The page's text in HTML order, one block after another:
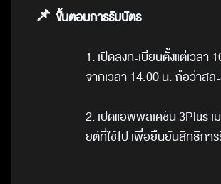
📌 ขั้นตอนการรับบัตร
1.เปิดลงทะเบียนตั้งแต่เวล
จากเวลา 14.00 น. ถือว่าสล
2.เปิดแอพพลิเคชัน3Plusเ
ยต์ที่ใช้ไปเพื่อยืนยันสิทธิกา